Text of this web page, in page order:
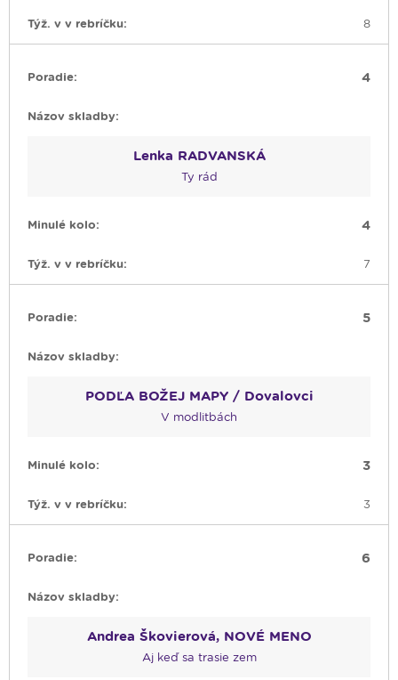
8
4
Lenka RADVANSKÁ
Ty rád
4
7
5
PODĽA BOŽEJ MAPY / Dovalovci
V modlitbách
3
3
6
Andrea Škovierová, NOVÉ MENO
Aj keď sa trasie zem